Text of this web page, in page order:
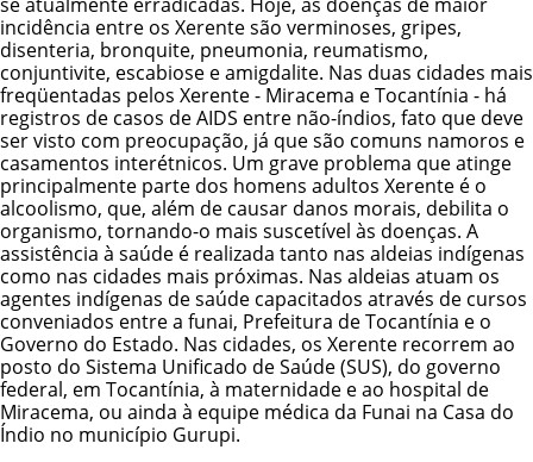
incidência entre os Xerente são verminoses, gripes,
disenteria, bronquite, pneumonia, reumatismo,
conjuntivite, escabiose e amigdalite. Nas duas cidades mais
freqüentadas pelos Xerente - Miracema e Tocantínia - há
registros de casos de AIDS entre não-índios, fato que deve
ser visto com preocupação, já que são comuns namoros e
casamentos interétnicos. Um grave problema que atinge
principalmente parte dos homens adultos Xerente é o
alcoolismo, que, além de causar danos morais, debilita o
organismo, tornando-o mais suscetível às doenças. A
assistência à saúde é realizada tanto nas aldeias indígenas
como nas cidades mais próximas. Nas aldeias atuam os
agentes indígenas de saúde capacitados através de cursos
conveniados entre a funai, Prefeitura de Tocantínia e o
Governo do Estado. Nas cidades, os Xerente recorrem ao
posto do Sistema Unificado de Saúde (SUS), do governo
federal, em Tocantínia, à maternidade e ao hospital de
Miracema, ou ainda à equipe médica da Funai na Casa do
Índio no município Gurupi.